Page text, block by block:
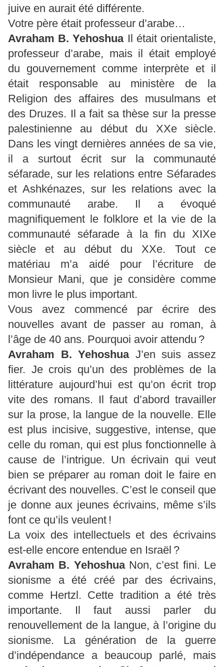
juive en aurait été différente.
Votre père était professeur d’arabe…
Avraham B. Yehoshua Il était orientaliste,
professeur d’arabe, mais il était employé
du gouvernement comme interprète et il
était responsable au ministère de la
Religion des affaires des musulmans et
des Druzes. Il a fait sa thèse sur la presse
palestinienne au début du XXe siècle.
Dans les vingt dernières années de sa vie,
il a surtout écrit sur la communauté
séfarade, sur les relations entre Séfarades
et Ashkénazes, sur les relations avec la
communauté arabe. Il a évoqué
magnifiquement le folklore et la vie de la
communauté séfarade à la fin du XIXe
siècle et au début du XXe. Tout ce
matériau m’a aidé pour l’écriture de
Monsieur Mani, que je considère comme
mon livre le plus important.
Vous avez commencé par écrire des
nouvelles avant de passer au roman, à
l’âge de 40 ans. Pourquoi avoir attendu ?
Avraham B. YehoshuaJ’en suis assez
fier. Je crois qu’un des problèmes de la
littérature aujourd’hui est qu’on écrit trop
vite des romans. Il faut d’abord travailler
sur la prose, la langue de la nouvelle. Elle
est plus incisive, suggestive, intense, que
celle du roman, qui est plus fonctionnelle à
cause de l’intrigue. Un écrivain qui veut
bien se préparer au roman doit le faire en
écrivant des nouvelles. C’est le conseil que
je donne aux jeunes écrivains, même s’ils
font ce qu’ils veulent !
La voix des intellectuels et des écrivains
est-elle encore entendue en Israël ?
Avraham B. YehoshuaNon, c’est fini. Le
sionisme a été créé par des écrivains,
comme Hertzl. Cette tradition a été très
importante. Il faut aussi parler du
renouvellement de la langue, à l’origine du
sionisme. La génération de la guerre
d’indépendance a beaucoup parlé, mais